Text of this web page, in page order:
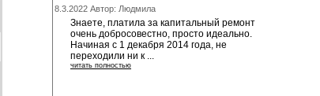
8.3.2022 Автор: Людмила
Знаете, платила за капитальный ремонт
очень добросовестно, просто идеально.
Начиная с 1 декабря 2014 года, не
переходили ни к ...
читать полностью